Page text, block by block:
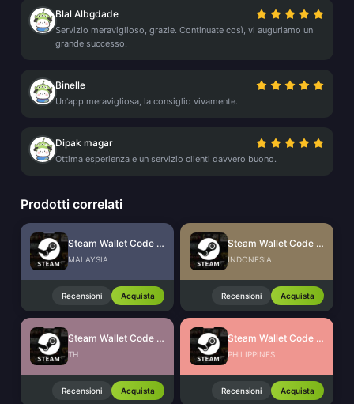
Blal Albgdade
Servizio meraviglioso, grazie. Continuate così, vi auguriamo un
grande successo.
Binelle
Un'app meravigliosa, la consiglio vivamente.
Dipak magar
Ottima esperienza e un servizio clienti davvero buono.
Prodotti correlati
Steam Wallet Code (MYR)
MALAYSIA
Recensioni Acquista
Steam Wallet Code (IDR)
INDONESIA
Recensioni Acquista
Steam Wallet Code (THB)
TH
Recensioni Acquista
Steam Wallet Code (PHP)
PHILIPPINES
Recensioni Acquista